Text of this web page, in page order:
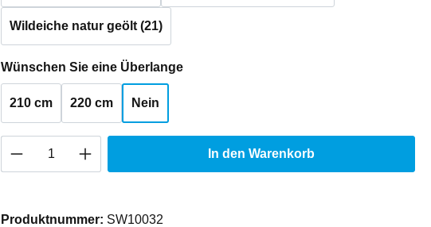
Wildeiche natur geölt (21)
Wünschen Sie eine Überlangeauswählen
210 cm 220 cm Nein
Produkt Anzahl: Gib den gewünschten Wert ein
In den Warenkorb
Produktnummer: SW10032